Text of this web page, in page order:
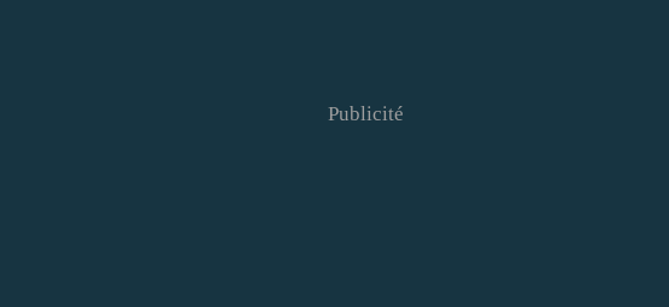
Publicité